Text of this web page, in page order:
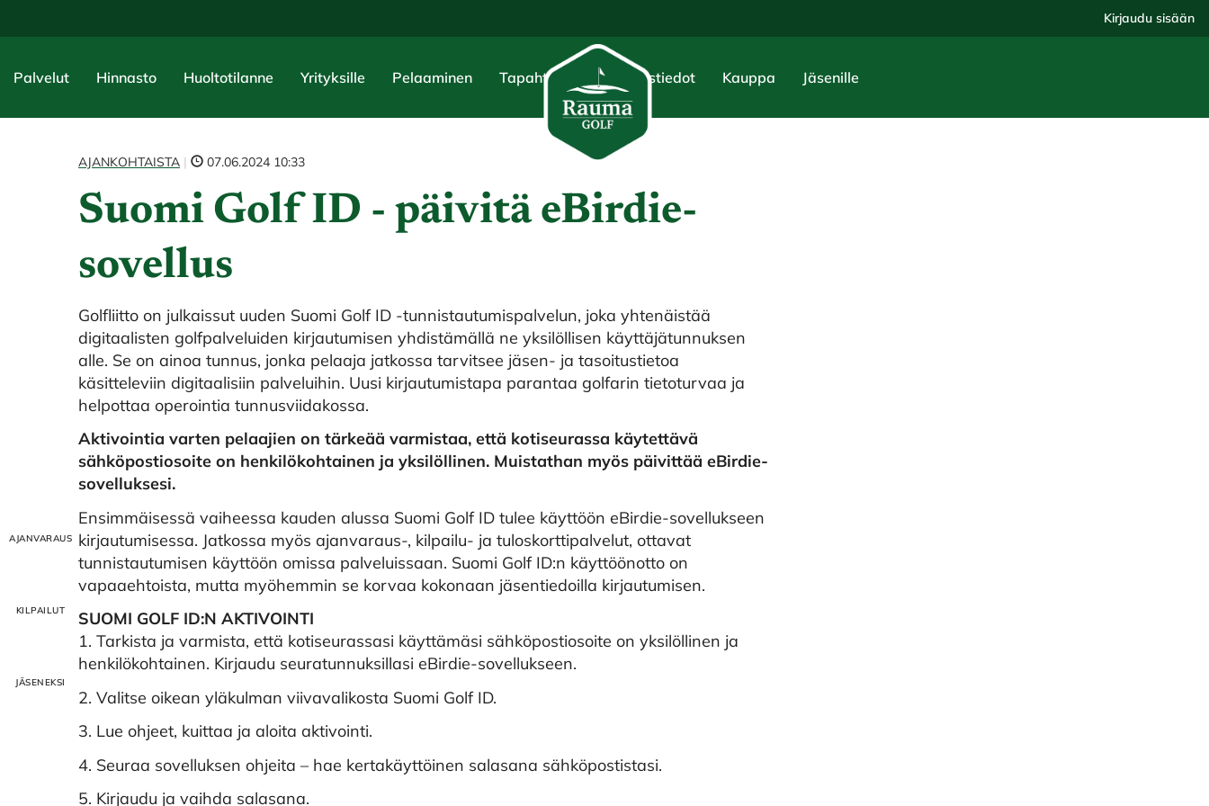
Kirjaudu sisään
Palvelut Hinnasto Huoltotilanne Yrityksille Pelaaminen Tapahtumat Yhteystiedot Kauppa Jäsenille
AJANKOHTAISTA | 07.06.2024 10:33
Suomi Golf ID - päivitä eBirdie-
sovellus
Golfliitto on julkaissut uuden Suomi Golf ID -tunnistautumispalvelun, joka yhtenäistää
digitaalisten golfpalveluiden kirjautumisen yhdistämällä ne yksilöllisen käyttäjätunnuksen
alle. Se on ainoa tunnus, jonka pelaaja jatkossa tarvitsee jäsen- ja tasoitustietoa
käsitteleviin digitaalisiin palveluihin. Uusi kirjautumistapa parantaa golfarin tietoturvaa ja
helpottaa operointia tunnusviidakossa.
Aktivointia varten pelaajien on tärkeää varmistaa, että kotiseurassa käytettävä
sähköpostiosoite on henkilökohtainen ja yksilöllinen. Muistathan myös päivittää eBirdie-
sovelluksesi.
Ensimmäisessä vaiheessa kauden alussa Suomi Golf ID tulee käyttöön eBirdie-sovellukseen
kirjautumisessa. Jatkossa myös ajanvaraus-, kilpailu- ja tuloskorttipalvelut, ottavat
tunnistautumisen käyttöön omissa palveluissaan. Suomi Golf ID:n käyttöönotto on
vapaaehtoista, mutta myöhemmin se korvaa kokonaan jäsentiedoilla kirjautumisen.
SUOMI GOLF ID:N AKTIVOINTI
1. Tarkista ja varmista, että kotiseurassasi käyttämäsi sähköpostiosoite on yksilöllinen ja
henkilökohtainen. Kirjaudu seuratunnuksillasi eBirdie-sovellukseen.
2. Valitse oikean yläkulman viivavalikosta Suomi Golf ID.
3. Lue ohjeet, kuittaa ja aloita aktivointi.
4. Seuraa sovelluksen ohjeita – hae kertakäyttöinen salasana sähköpostistasi.
5. Kirjaudu ja vaihda salasana.